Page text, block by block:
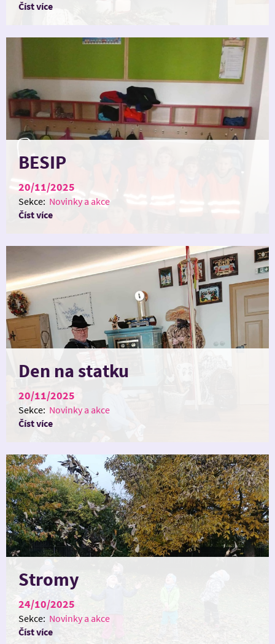
Číst více
BESIP
20/11/2025
Sekce: Novinky a akce
Číst více
Den na statku
20/11/2025
Sekce: Novinky a akce
Číst více
Stromy
24/10/2025
Sekce: Novinky a akce
Číst více